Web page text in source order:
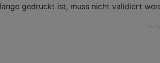
gedruckt ist, muss nicht validiert